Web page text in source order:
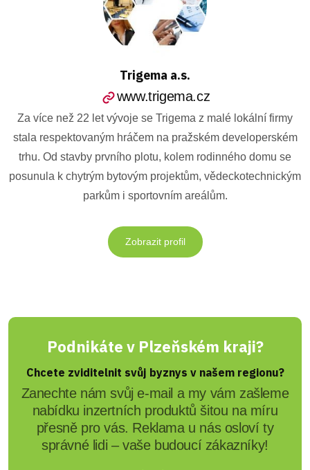
Trigema a.s.
www.trigema.cz
Za více než 22 let vývoje se Trigema z malé lokální firmy
stala respektovaným hráčem na pražském developerském
trhu. Od stavby prvního plotu, kolem rodinného domu se
posunula k chytrým bytovým projektům, vědeckotechnickým
parkům i sportovním areálům.
Zobrazit profil
Podnikáte v Plzeňském kraji?
Chcete zviditelnit svůj byznys v našem regionu?
Zanechte nám svůj e-mail a my vám zašleme
nabídku inzertních produktů šitou na míru
přesně pro vás. Reklama u nás osloví ty
správné lidi – vaše budoucí zákazníky!